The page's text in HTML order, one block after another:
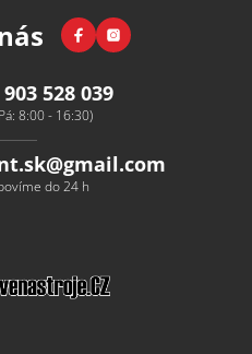
FacebookInstagram
528 039
8:00 - 16:30)
@gmail.com
do 24 h